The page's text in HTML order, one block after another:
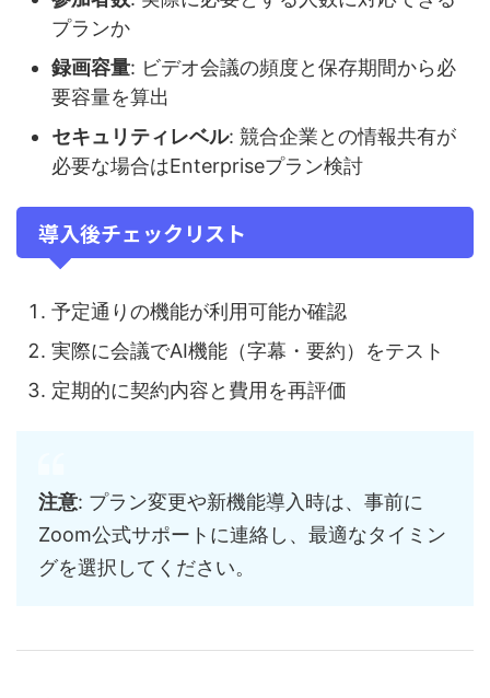
プランか
録画容量: ビデオ会議の頻度と保存期間から必
要容量を算出
セキュリティレベル: 競合企業との情報共有が
必要な場合はEnterpriseプラン検討
導入後チェックリスト
予定通りの機能が利用可能か確認
実際に会議でAI機能（字幕・要約）をテスト
定期的に契約内容と費用を再評価
注意: プラン変更や新機能導入時は、事前に
Zoom公式サポートに連絡し、最適なタイミン
グを選択してください。